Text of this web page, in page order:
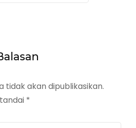
tidak akan dipublikasikan.
*